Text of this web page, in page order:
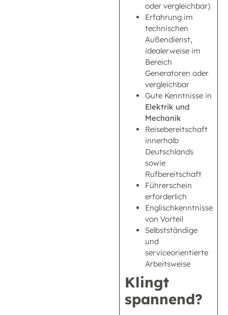
oder vergleichbar)
Erfahrung im
technischen
Außendienst,
idealerweise im
Bereich
Generatoren oder
vergleichbar
Gute Kenntnisse in
Elektrik und
Mechanik
Reisebereitschaft
innerhalb
Deutschlands
sowie
Rufbereitschaft
Führerschein
erforderlich
Englischkenntnisse
von Vorteil
Selbstständige
und
serviceorientierte
Arbeitsweise
Klingt
spannend?